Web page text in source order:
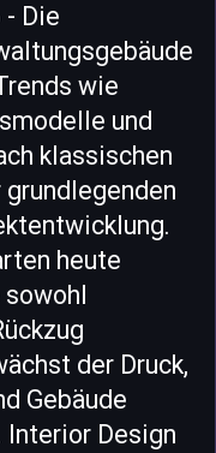
- Die
wie
und
klassischen
heute
der Druck,
Gebäude
Design